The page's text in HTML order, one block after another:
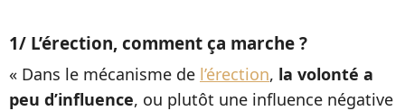
1/ L’érection, comment ça marche ?
« Dans le mécanisme de l’érection, la volonté a
peu d’influence, ou plutôt une influence négative